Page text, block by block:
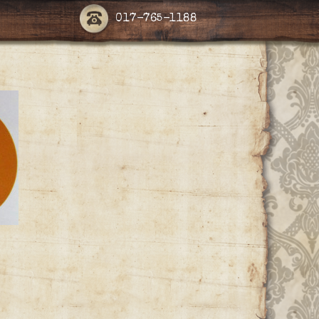
017-765-1188